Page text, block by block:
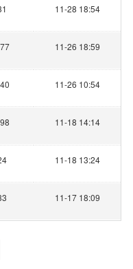
11-28 18:54
11-26 18:59
11-26 10:54
11-18 14:14
11-18 13:24
11-17 18:09